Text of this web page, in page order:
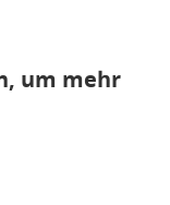
um mehr